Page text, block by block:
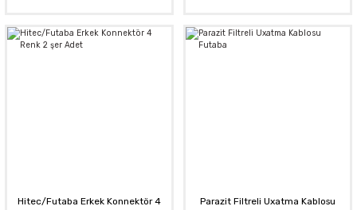
Hitec/Futaba Erkek Konnektör 4
Parazit Filtreli Uxatma Kablosu